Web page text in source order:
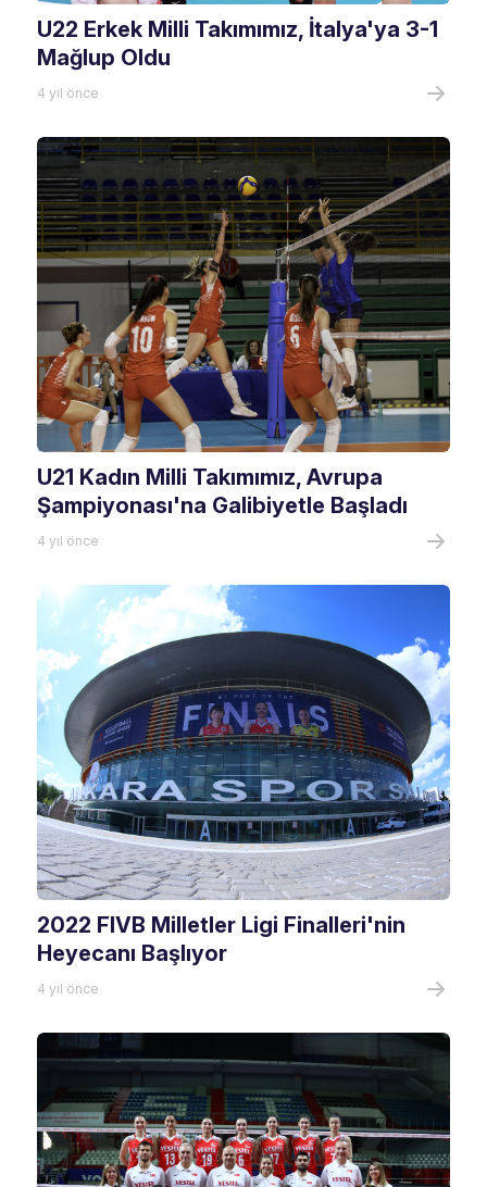
U22 Erkek Milli Takımımız, İtalya'ya 3-1
Mağlup Oldu
4 yıl önce
U21 Kadın Milli Takımımız, Avrupa
Şampiyonası'na Galibiyetle Başladı
4 yıl önce
2022 FIVB Milletler Ligi Finalleri'nin
Heyecanı Başlıyor
4 yıl önce